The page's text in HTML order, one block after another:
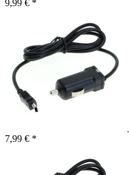
9,99 € *
7,99 € *